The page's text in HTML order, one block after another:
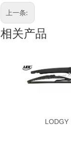
上一条:
相关产品
LODGY